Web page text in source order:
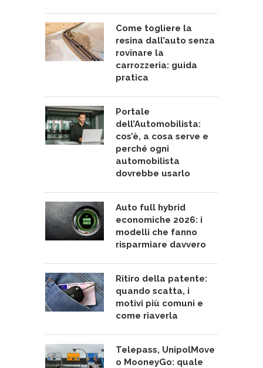
Come togliere la
resina dall’auto senza
rovinare la
carrozzeria: guida
pratica
Portale
dell’Automobilista:
cos’è, a cosa serve e
perché ogni
automobilista
dovrebbe usarlo
Auto full hybrid
economiche 2026: i
modelli che fanno
risparmiare davvero
Ritiro della patente:
quando scatta, i
motivi più comuni e
come riaverla
Telepass, UnipolMove
o MooneyGo: quale